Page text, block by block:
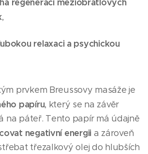
,
relaxaci a psychickou
prvkem Breussovy masáže je
papíru, který se na závěr
na páteř. Tento papír má údajně
negativní energii a zároveň
třezalkový olej do hlubších